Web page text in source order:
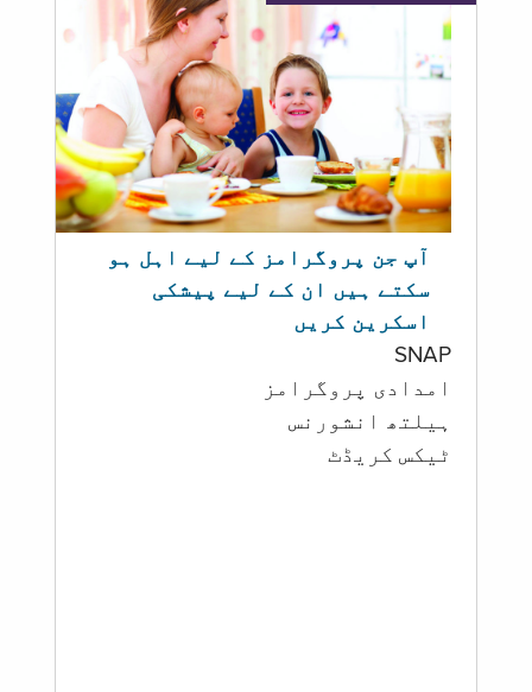
آپ جن پروگرامز کے لیے اہل ہو
سکتے ہیں ان کے لیے پیشکی
اسکرین کریں
SNAP
امدادی پروگرامز
‏ہیلتھ انشورنس
ٹیکس کریڈٹ